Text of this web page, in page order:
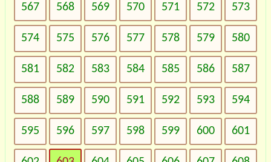
567 568 569 570 571 572 573
574 575 576 577 578 579 580
581 582 583 584 585 586 587
588 589 590 591 592 593 594
595 596 597 598 599 600 601